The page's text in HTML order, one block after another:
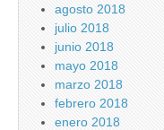
agosto 2018
julio 2018
junio 2018
mayo 2018
marzo 2018
febrero 2018
enero 2018